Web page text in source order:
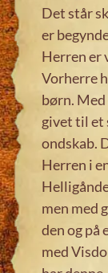
Det står
er
Herren er
Vorherre
børn.
givet til et
ondskab.
Herren i
men med
den og på
med